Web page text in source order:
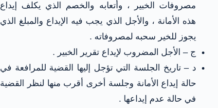
مصروفات الخبير ، وأتعابه والخصم الذي يكلف إيداع
هذه الأمانة ، والأجل الذي يجب فيه الإيداع والمبلغ الذي
يجوز للخير سحبه لمصروفاته .
ج – الأجل المضروب لإيداع تقرير الخبير .
د – تاريخ الجلسة التي تؤجل إليها القضية للمرافعة في
حالة إيداع الأمانة وجلسة أخرى أقرب منها لنظر القضية
في حالة عدم إيداعها .